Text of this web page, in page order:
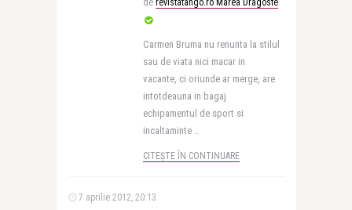
de revistatango.ro Marea Dragoste
Carmen Bruma nu renunta la stilul
sau de viata nici macar in
vacante, ci oriunde ar merge, are
intotdeauna in bagaj
echipamentul de sport si
incaltaminte ..
CITEȘTE ÎN CONTINUARE
7 aprilie 2012, 20:13